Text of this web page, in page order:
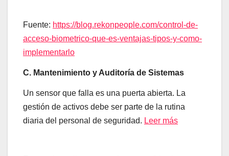
Fuente: https://blog.rekonpeople.com/control-de-
acceso-biometrico-que-es-ventajas-tipos-y-como-
implementarlo
C. Mantenimiento y Auditoría de Sistemas
Un sensor que falla es una puerta abierta. La
gestión de activos debe ser parte de la rutina
diaria del personal de seguridad. Leer más